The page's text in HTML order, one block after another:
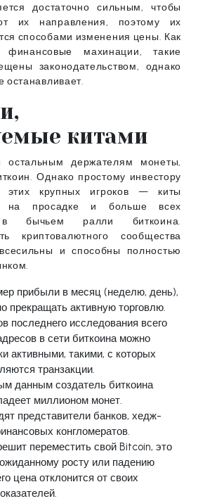
достаточно сильным, чтобы
их направления, поэтому их
способами изменения цены. Как
махинации, такие
законодательством, однако
останавливает.
китами
держателям монеты,
Однако простому инвестору
этих крупных игроков — киты
на просадке и больше всех
в бычьем ралли биткоина.
криптовалютного сообщества
и способны полностью
прибыли в месяц (неделю, день),
прекращать активную торговлю.
последнего исследования всего
в сети биткоина можно
активными, такими, с которых
транзакции.
данным создатель биткоина
миллионом монет.
представители банков, хедж-
конгломератов.
переместить свой Bitcoin, это
росту или падению
цена отклонится от своих